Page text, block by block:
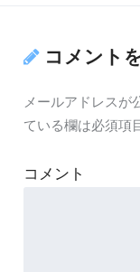
コメント
メールアドレスが
ている欄は必須項
コメント